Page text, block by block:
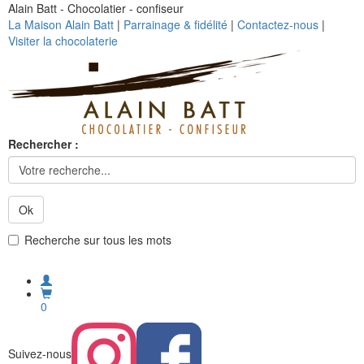
Alain Batt - Chocolatier - confiseur
La Maison Alain Batt | Parrainage & fidélité | Contactez-nous |
Visiter la chocolaterie
Rechercher :
Ok
Recherche sur tous les mots
0
Suivez-nous